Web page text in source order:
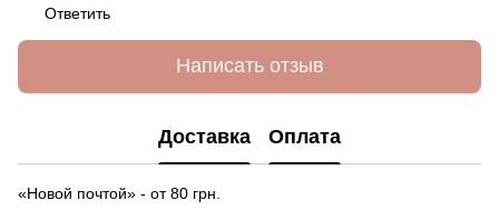
Ответить
Написать отзыв
Доставка Оплата
«Новой почтой» - от 80 грн.